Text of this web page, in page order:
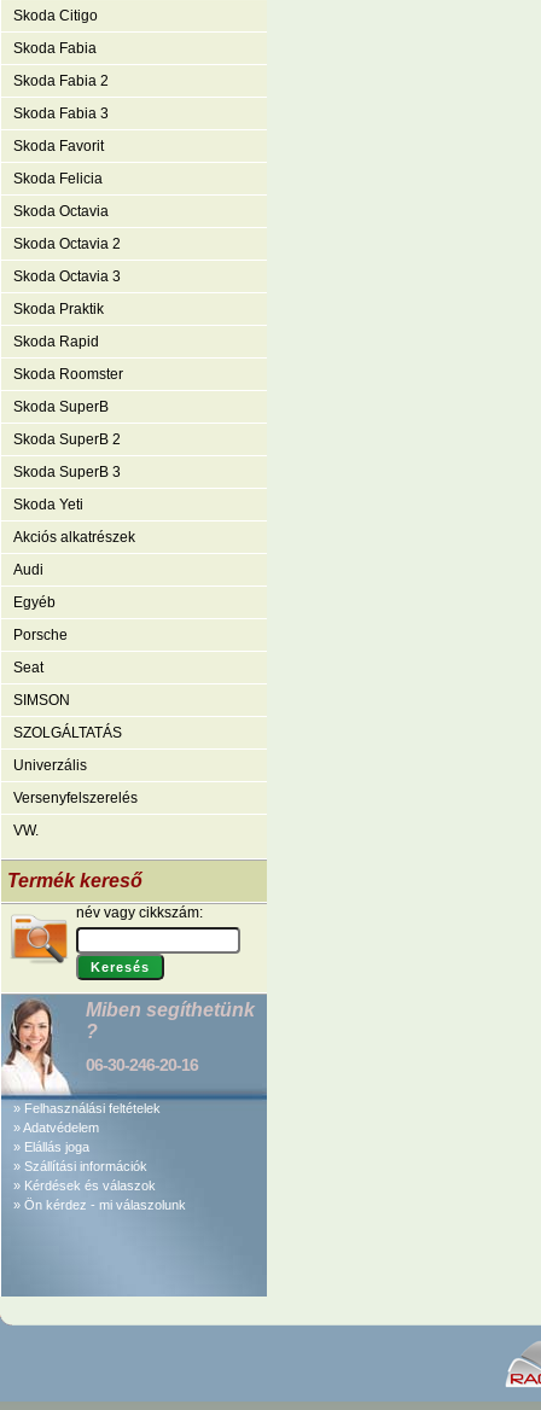
Skoda Citigo
Skoda Fabia
Skoda Fabia 2
Skoda Fabia 3
Skoda Favorit
Skoda Felicia
Skoda Octavia
Skoda Octavia 2
Skoda Octavia 3
Skoda Praktik
Skoda Rapid
Skoda Roomster
Skoda SuperB
Skoda SuperB 2
Skoda SuperB 3
Skoda Yeti
Akciós alkatrészek
Audi
Egyéb
Porsche
Seat
SIMSON
SZOLGÁLTATÁS
Univerzális
Versenyfelszerelés
VW.
Termék kereső
név vagy cikkszám:
Miben segíthetünk
?
06-30-246-20-16
» Felhasználási feltételek
» Adatvédelem
» Elállás joga
» Szállítási információk
» Kérdések és válaszok
» Ön kérdez - mi válaszolunk